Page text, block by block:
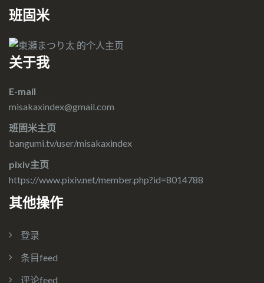
班固米
关于我
E-mail
misakaxindex@gmail.com
班固米主页
bangumi.tv/user/misakaxindex
pixiv主页
https://www.pixiv.net/member.php?id=8014788
其他操作
登录
条目feed
评论feed